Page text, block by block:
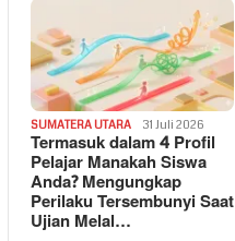
SUMATERA UTARA 31 Juli 2026
Termasuk dalam 4 Profil
Pelajar Manakah Siswa
Anda? Mengungkap
Perilaku Tersembunyi Saat
Ujian Melal…